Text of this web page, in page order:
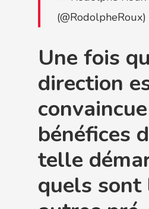
(@RodolpheRoux)
Une fois
direction
bénéfices
telle
quels sont